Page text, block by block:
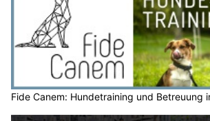
Fide Canem: Hundetraining und Betreuung